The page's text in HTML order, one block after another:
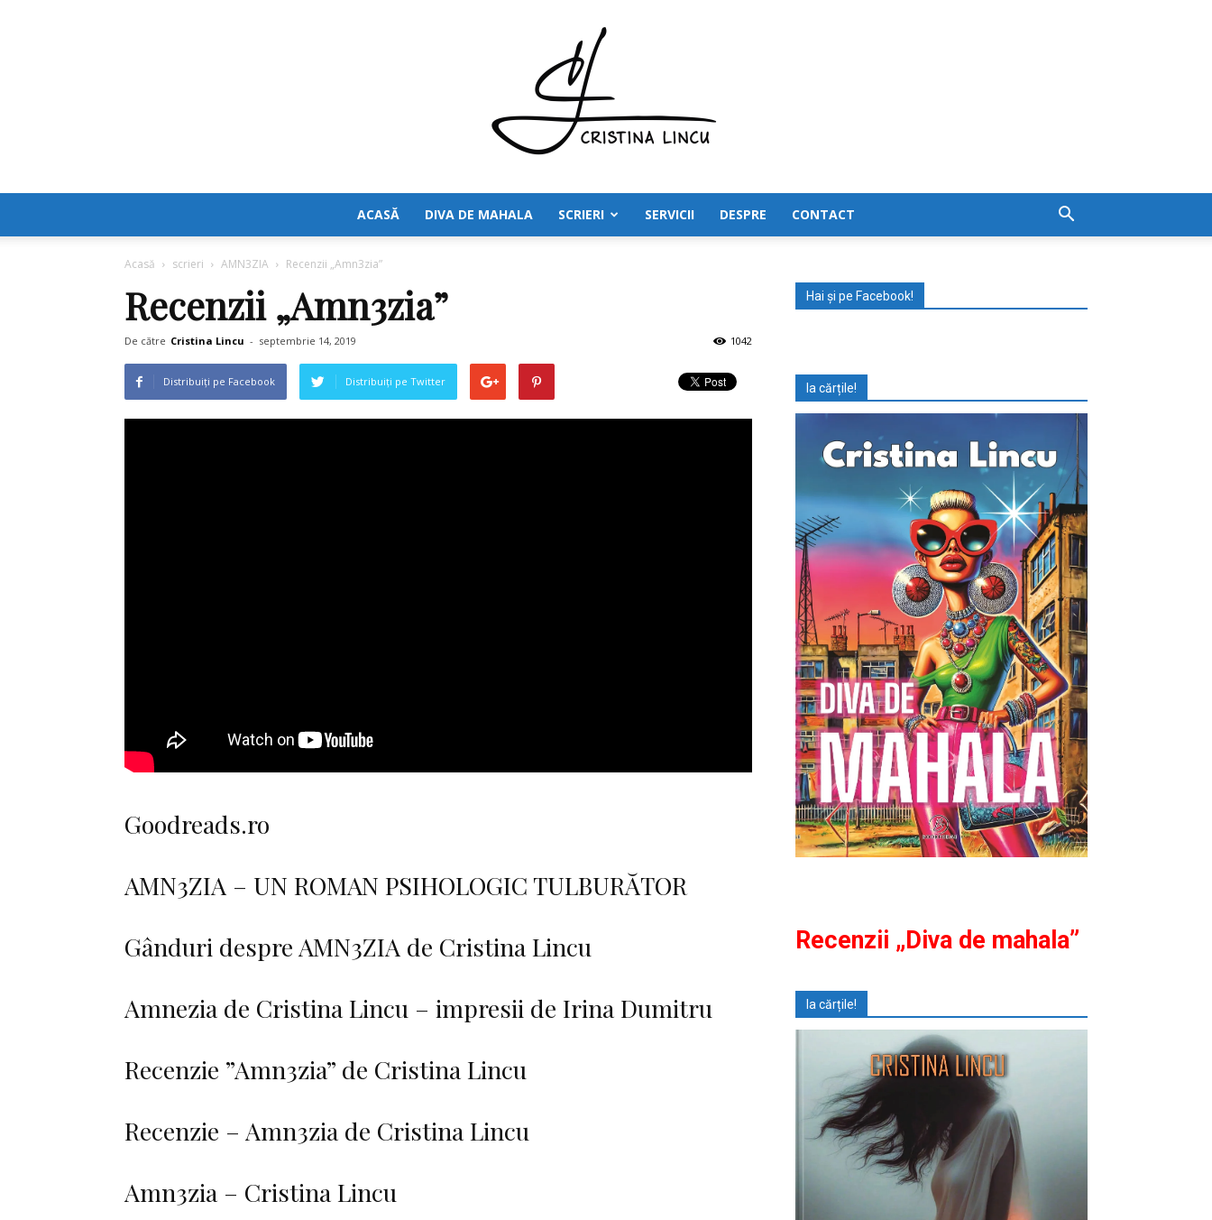
ACASĂ DIVA DE MAHALA SCRIERI SERVICII DESPRE CONTACT
Acasă scrieri AMN3ZIA Recenzii „Amn3zia”
Recenzii „Amn3zia”
De către Cristina Lincu - septembrie 14, 2019 1042
Distribuiți pe Facebook Distribuiți pe Twitter
Goodreads.ro
AMN3ZIA – UN ROMAN PSIHOLOGIC TULBURĂTOR
Gânduri despre AMN3ZIA de Cristina Lincu
Amnezia de Cristina Lincu – impresii de Irina Dumitru
Recenzie ”Amn3zia” de Cristina Lincu
Recenzie – Amn3zia de Cristina Lincu
Amn3zia – Cristina Lincu
Hai și pe Facebook!
Ia cărțile!
Recenzii „Diva de mahala”
Ia cărțile!